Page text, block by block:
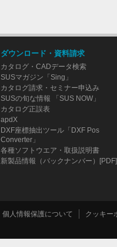
ダウンロード・資料請求
カタログ・CADデータ検索
SUSマガジン「Sing」
カタログ請求・セミナー申込み
SUSの旬な情報 「SUS NOW」
カタログ正誤表
apdX
DXF座標抽出ツール「DXF Pos
Converter」
各種ソフトウエア・取扱説明書
新製品情報（バックナンバー）[PDF]
個人情報保護について クッキー